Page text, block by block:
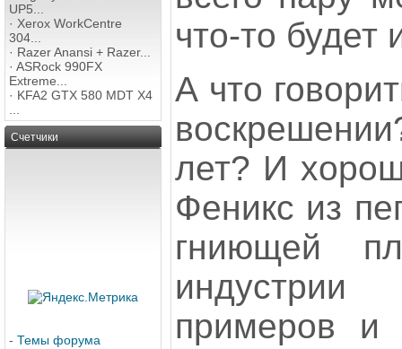
UP5...
· Xerox WorkCentre
304...
· Razer Anansi + Razer...
· ASRock 990FX
Extreme...
· KFA2 GTX 580 MDT X4
Счетчики
- Темы форума
что-то будет
А что
лет? И
Феникс из
гниющей
примеров